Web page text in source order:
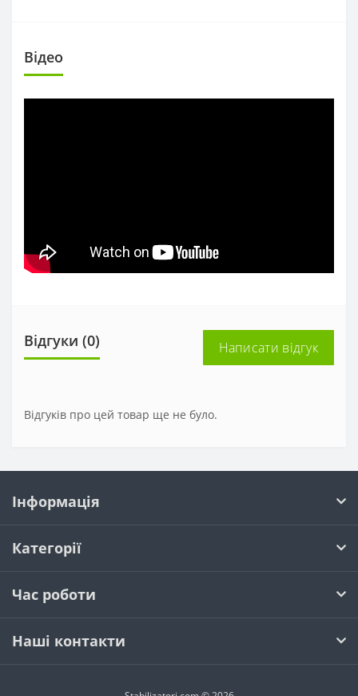
Вiдео
Відгуки (0) Написати відгук
Відгуків про цей товар ще не було.
Інформація
Категорії
Час роботи
Наші контакти